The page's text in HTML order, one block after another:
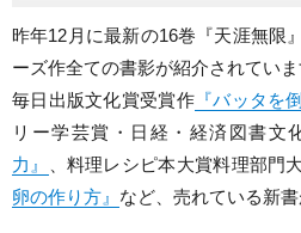
昨年12月に最新の16巻『天涯無限
ーズ作全ての書影が紹介されてい
毎日出版文化賞受賞作『バッタを
リー学芸賞・日経・経済図書文
力』
、料理レシピ本大賞料理部門
卵の作り方』 など、売れている新書